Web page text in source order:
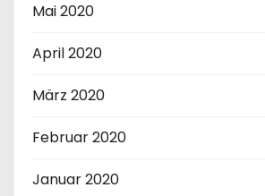
Mai 2020
April 2020
März 2020
Februar 2020
Januar 2020